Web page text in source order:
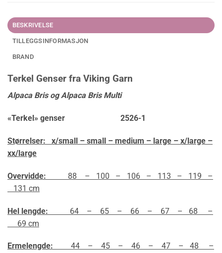
BESKRIVELSE
TILLEGGSINFORMASJON
BRAND
Terkel Genser fra Viking Garn
Alpaca Bris ogAlpaca Bris Multi
«Terkel» genser 2526-1
Størrelser: x/small – small – medium – large – x/large –
xx/large
Overvidde: 88 – 100 – 106 – 113 – 119 –
131 cm
Hel lengde: 64 – 65 – 66 – 67 – 68 –
69 cm
Ermelengde: 44 – 45 – 46 – 47 – 48 –